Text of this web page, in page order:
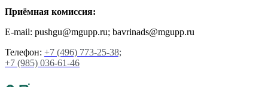
Приёмная комиссия:
E-mail: pushgu@mgupp.ru; bavrinads@mgupp.ru
Телефон: +7 (496) 773-25-38;
+7 (985) 036-61-46